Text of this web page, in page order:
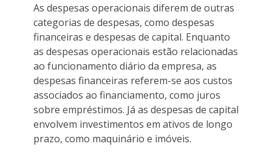
As despesas operacionais diferem de outras
categorias de despesas, como despesas
financeiras e despesas de capital. Enquanto
as despesas operacionais estão relacionadas
ao funcionamento diário da empresa, as
despesas financeiras referem-se aos custos
associados ao financiamento, como juros
sobre empréstimos. Já as despesas de capital
envolvem investimentos em ativos de longo
prazo, como maquinário e imóveis.